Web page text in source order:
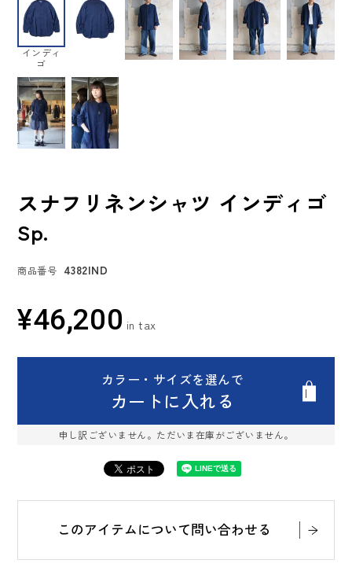
インディ
ゴ
スナフリネンシャツ インディゴ
Sp.
商品番号 4382IND
¥46,200
カラー・サイズを選んで
カートに入れる
申し訳ございません。ただいま在庫がございません。
このアイテムについて問い合わせる